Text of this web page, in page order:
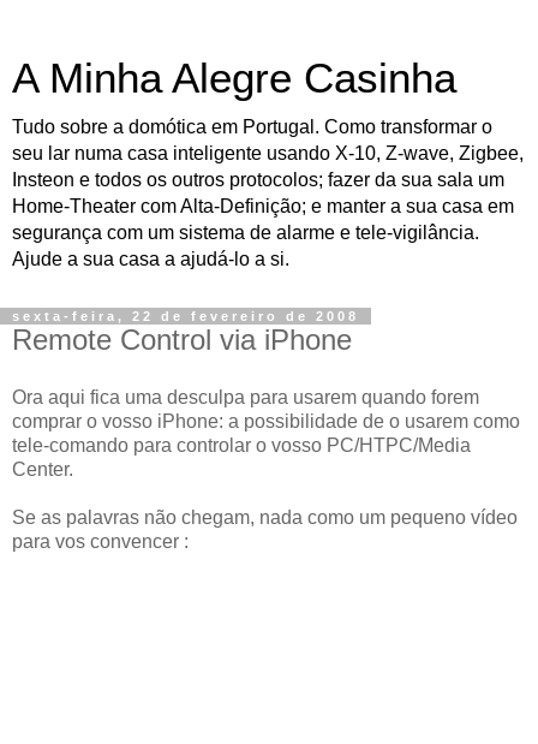
A Minha Alegre Casinha
Tudo sobre a domótica em Portugal. Como transformar o
seu lar numa casa inteligente usando X-10, Z-wave, Zigbee,
Insteon e todos os outros protocolos; fazer da sua sala um
Home-Theater com Alta-Definição; e manter a sua casa em
segurança com um sistema de alarme e tele-vigilância.
Ajude a sua casa a ajudá-lo a si.
sexta-feira, 22 de fevereiro de 2008
Remote Control via iPhone
Ora aqui fica uma desculpa para usarem quando forem
comprar o vosso iPhone: a possibilidade de o usarem como
tele-comando para controlar o vosso PC/HTPC/Media
Center.
Se as palavras não chegam, nada como um pequeno vídeo
para vos convencer :